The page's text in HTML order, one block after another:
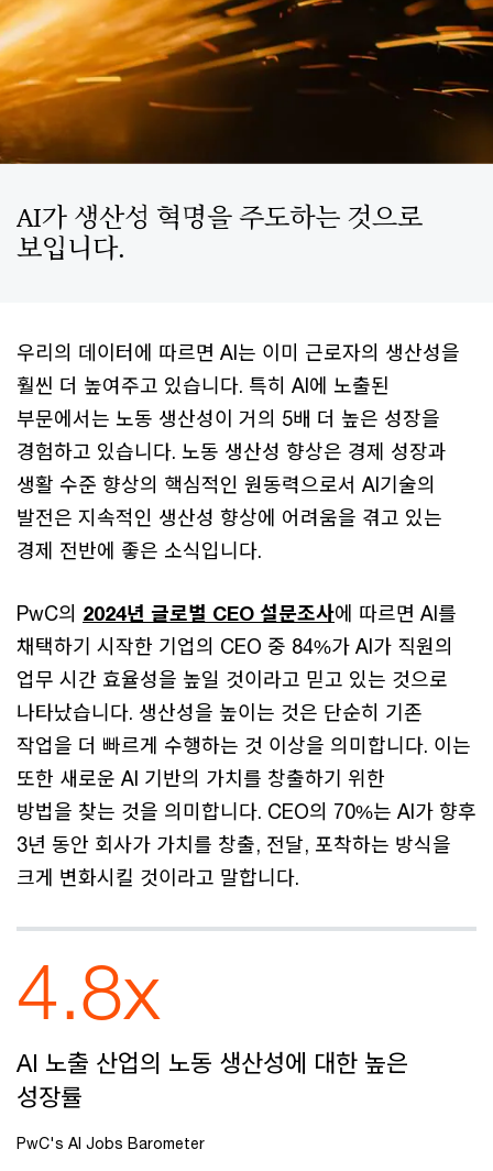
AI가 생산성 혁명을 주도하는 것으로
보입니다.
우리의 데이터에 따르면 AI는 이미 근로자의 생산성을
훨씬 더 높여주고 있습니다. 특히 AI에 노출된
부문에서는 노동 생산성이 거의 5배 더 높은 성장을
경험하고 있습니다. 노동 생산성 향상은 경제 성장과
생활 수준 향상의 핵심적인 원동력으로서 AI기술의
발전은 지속적인 생산성 향상에 어려움을 겪고 있는
경제 전반에 좋은 소식입니다.
PwC의 2024년 글로벌 CEO 설문조사에 따르면 AI를
채택하기 시작한 기업의 CEO 중 84%가 AI가 직원의
업무 시간 효율성을 높일 것이라고 믿고 있는 것으로
나타났습니다. 생산성을 높이는 것은 단순히 기존
작업을 더 빠르게 수행하는 것 이상을 의미합니다. 이는
또한 새로운 AI 기반의 가치를 창출하기 위한
방법을 찾는 것을 의미합니다. CEO의 70%는 AI가 향후
3년 동안 회사가 가치를 창출, 전달, 포착하는 방식을
크게 변화시킬 것이라고 말합니다.
4.8x
AI 노출 산업의 노동 생산성에 대한 높은
성장률
PwC's AI Jobs Barometer